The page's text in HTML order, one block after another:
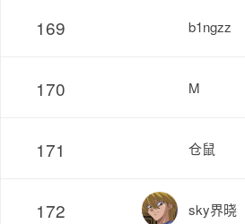
169 b1ngzz
170 M
171 仓鼠
172 sky界晓